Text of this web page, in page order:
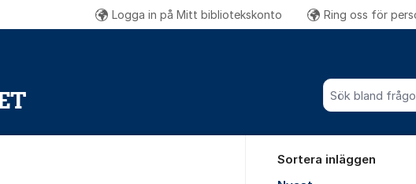
Sök bland alla
Logga in på Mitt bibliotekskonto Ring oss för
Sortera inläggen